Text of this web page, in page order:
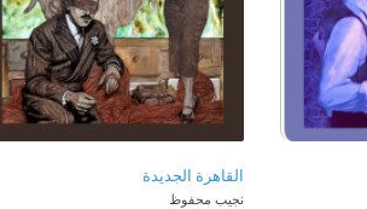
القاهرة الجديدة
نجيب محفوظ